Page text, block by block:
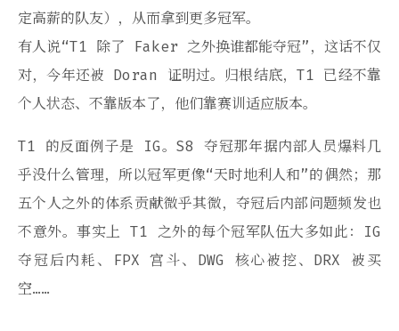
定高薪的队友），从而拿到更多冠军。
有人说“T1 除了 Faker 之外换谁都能夺冠”，这话不仅
对，今年还被 Doran 证明过。归根结底，T1 已经不靠
个人状态、不靠版本了，他们靠赛训适应版本。
T1 的反面例子是 IG。S8 夺冠那年据内部人员爆料几
乎没什么管理，所以冠军更像“天时地利人和”的偶然；那
五个人之外的体系贡献微乎其微，夺冠后内部问题频发也
不意外。事实上 T1 之外的每个冠军队伍大多如此：IG
夺冠后内耗、FPX 宫斗、DWG 核心被挖、DRX 被买
空……